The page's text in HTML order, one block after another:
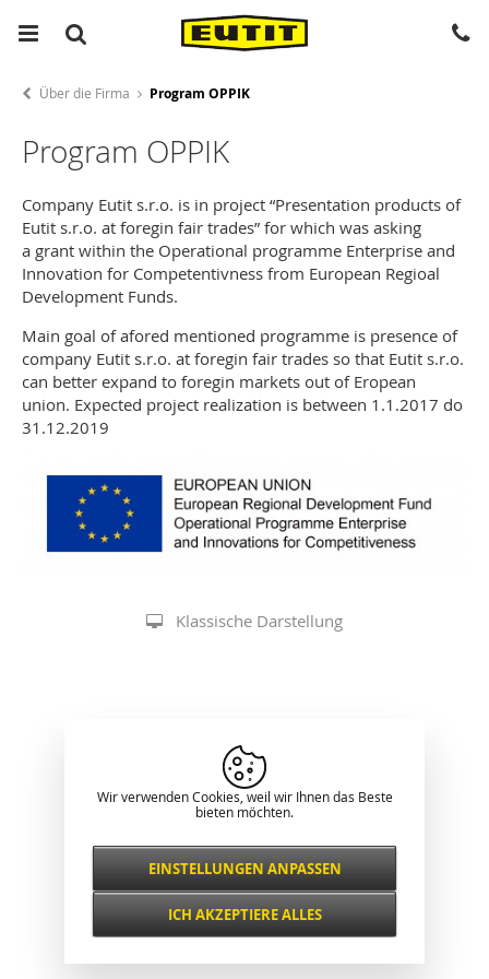
Über die Firma Program OPPIK
Program OPPIK
Company Eutit s.r.o. is in project “Presentation products of
Eutit s.r.o. at foregin fair trades” for which was asking
a grant within the Operational programme Enterprise and
Innovation for Competentivness from European Regioal
Development Funds.
Main goal of afored mentioned programme is presence of
company Eutit s.r.o. at foregin fair trades so that Eutit s.r.o.
can better expand to foregin markets out of Eropean
union. Expected project realization is between 1.1.2017 do
31.12.2019
Klassische Darstellung
Wir verwenden Cookies, weil wir Ihnen das Beste
bieten möchten.
Notwendig
IMMER AKTIV
Funktional und
EINSTELLUNGEN ANPASSEN
ICH AKZEPTIERE ALLES